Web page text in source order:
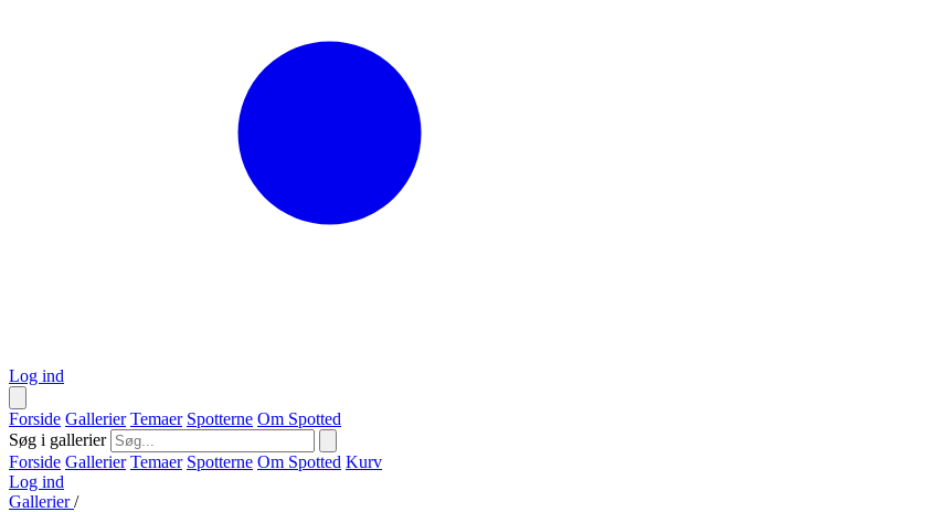
Log ind
Forside Gallerier Temaer Spotterne Om Spotted
Søg i gallerier
Forside Gallerier Temaer Spotterne Om Spotted Kurv
Log ind
Gallerier/